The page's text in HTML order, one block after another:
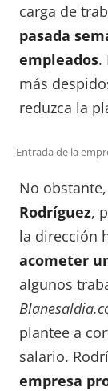
carga de
pasada
empleados.
más
reduzca la
Entrada de la
No
Rodríguez,
la dirección
acometer
algunos
plantee a
salario.
empresa